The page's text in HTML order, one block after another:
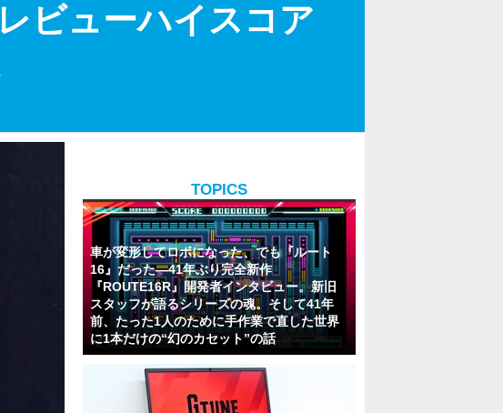
ビューハイスコア
TOPICS
車が変形してロボになった、でも『ルート
16』だった―41年ぶり完全新作
『ROUTE16R』開発者インタビュー。新旧
スタッフが語るシリーズの魂。そして41年
前、たった1人のために手作業で直した世界
に1本だけの“幻のカセット”の話